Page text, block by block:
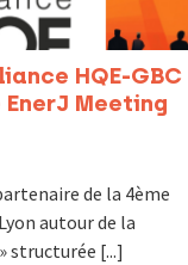
HQE-GBC
Meeting
de la 4ème
autour de la
structurée [...]